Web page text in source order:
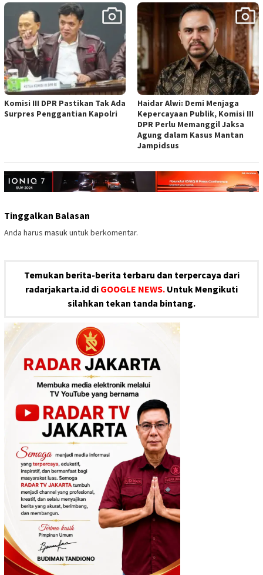
Komisi III DPR Pastikan Tak Ada
Surpres Penggantian Kapolri
Haidar Alwi: Demi Menjaga
Kepercayaan Publik, Komisi III
DPR Perlu Memanggil Jaksa
Agung dalam Kasus Mantan
Jampidsus
Tinggalkan Balasan
Anda harus masukuntuk berkomentar.
Temukan berita-berita terbaru dan terpercaya dari
radarjakarta.id di GOOGLE NEWS. Untuk Mengikuti
silahkan tekan tanda bintang.